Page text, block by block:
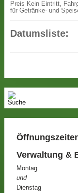
Preis Kein Eintritt,
für Getränke- und
Datumsliste:
Verwaltung &
Montag
und
Dienstag